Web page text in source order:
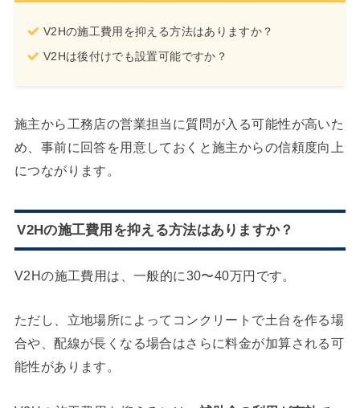
V2Hの施工費用を抑える方法はありますか？
V2Hは後付けでも設置可能ですか？
施主から工務店の営業担当に質問が入る可能性が高いた
め、事前に回答を用意しておくと施主からの信頼度向上
につながります。
V2Hの施工費用を抑える方法はありますか？
V2Hの施工費用は、一般的に30〜40万円です。
ただし、立地場所によってコンクリートで土台を作る場
合や、配線が長くなる場合はさらに料金が加算される可
能性があります。